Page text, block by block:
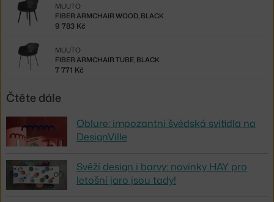
FIBER ARMCHAIR WOOD, BLACK
MUUTO
9 783 Kč
FIBER ARMCHAIR TUBE, BLACK
MUUTO
7 771 Kč
Čtěte dále
Oblure: impozantní švédská svítidla na
DesignVille
Svěží design i barvy: novinky HAY pro
letošní jaro jsou tady!